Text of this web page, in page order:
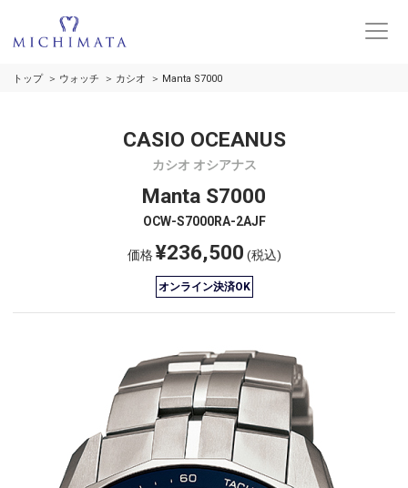
トップ ウォッチ カシオ Manta S7000
CASIO OCEANUS
カシオ オシアナス
Manta S7000
OCW-S7000RA-2AJF
価格¥236,500 (税込)
オンライン決済OK